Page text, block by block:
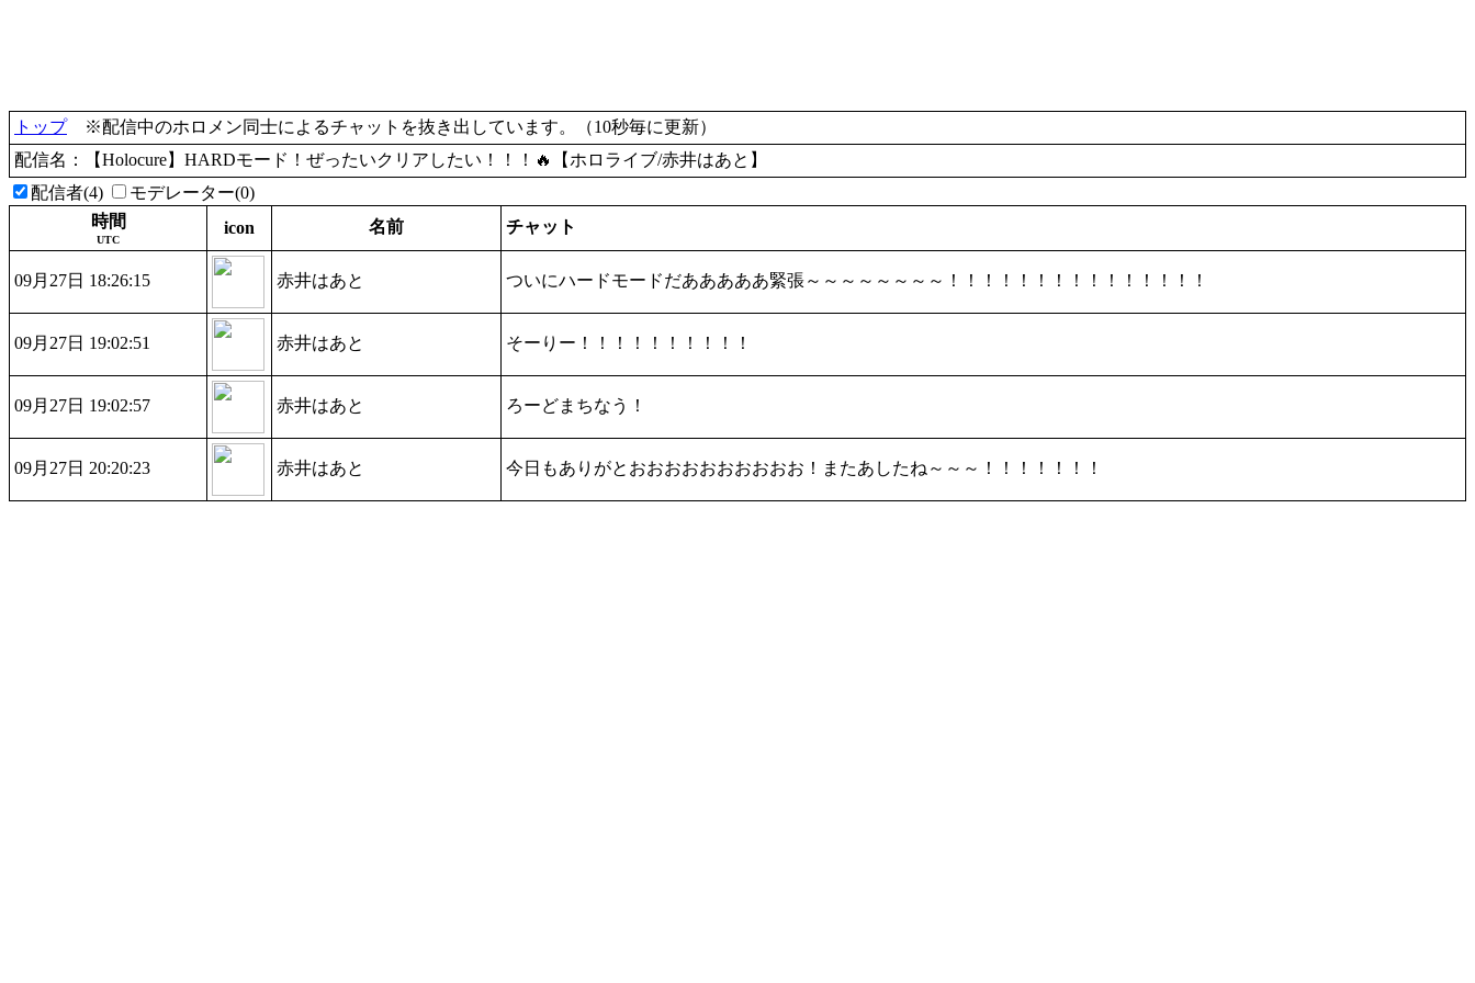
トップ※配信中のホロメン同士によるチャットを抜き出しています。（10秒毎に更新）
配信名：【Holocure】HARDモード！ぜったいクリアしたい！！！🔥【ホロライブ/赤井はあと】
配信者(4)
モデレーター(0)
時間
UTC
icon 名前 チャット
09月27日 18:26:15 赤井はあと ついにハードモードだあああああ緊張～～～～～～～～！！！！！！！！！！！！！！！
09月27日 19:02:51 赤井はあと そーりー！！！！！！！！！！
09月27日 19:02:57 赤井はあと ろーどまちなう！
09月27日 20:20:23 赤井はあと 今日もありがとおおおおおおおおおお！またあしたね～～～！！！！！！！